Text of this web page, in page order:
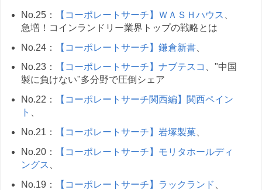
No.25：
【コーポレートサーチ】ＷＡＳＨハウス
急増！コインランドリー業界トップの戦略とは
No.24：
【コーポレートサーチ】鎌倉新書、
No.23：
【コーポレートサーチ】ナブテスコ 、"中国
製に負けない"多分野で圧倒シェア
No.22：
【コーポレートサーチ関西編】関西ペイン
ト
No.21：
【コーポレートサーチ】岩塚製菓、
No.20：
【コーポレートサーチ】モリタホールディ
ングス
No.19：
【コーポレートサーチ】ラックランド